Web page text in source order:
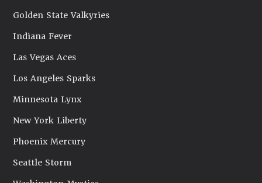
Golden State Valkyries
Indiana Fever
Las Vegas Aces
Los Angeles Sparks
Minnesota Lynx
New York Liberty
Phoenix Mercury
Seattle Storm